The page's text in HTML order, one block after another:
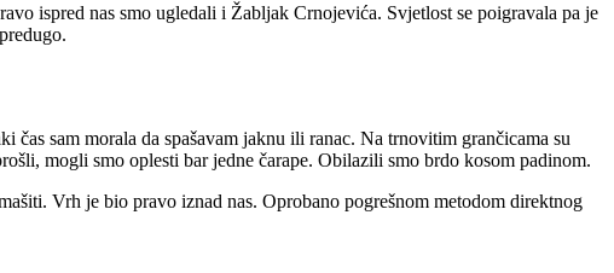
ispred nas smo ugledali i Žabljak Crnojevića. Svjetlost se poigravala pa je
sam morala da spašavam jaknu ili ranac. Na trnovitim grančicama su
mogli smo oplesti bar jedne čarape. Obilazili smo brdo kosom padinom.
Vrh je bio pravo iznad nas. Oprobano pogrešnom metodom direktnog